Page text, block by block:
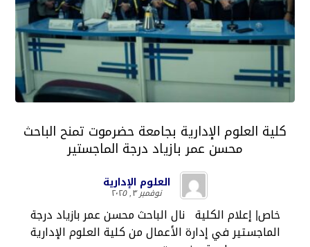
كلية العلوم الإدارية بجامعة حضرموت تمنح الباحث
محسن عمر بازياد درجة الماجستير
العلوم الإدارية
نوفمبر ٣, ٢٠٢٥
خاص| إعلام الكلية نال الباحث محسن عمر بازياد درجة
الماجستير في إدارة الأعمال من كلية العلوم الإدارية